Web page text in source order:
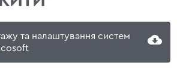
та налаштування систем